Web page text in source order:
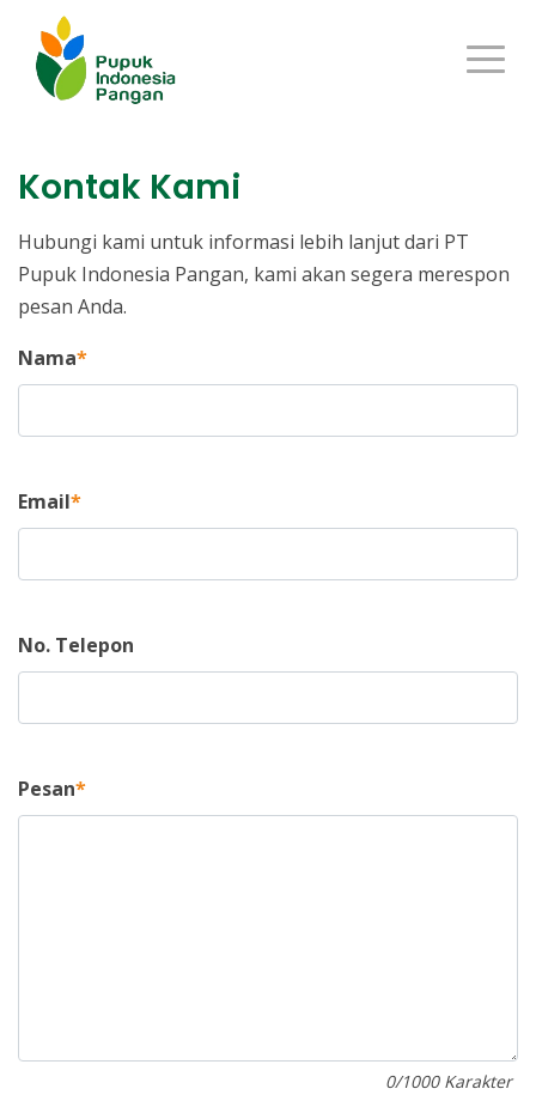
Kontak Kami
Hubungi kami untuk informasi lebih lanjut dari PT
Pupuk Indonesia Pangan, kami akan segera merespon
pesan Anda.
Nama
Email
No. Telepon
Pesan
0/1000 Karakter